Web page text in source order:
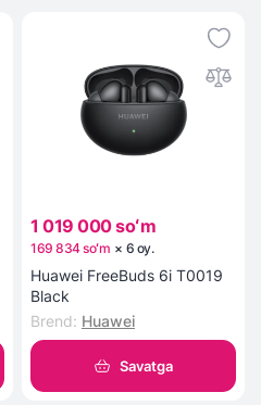
1 019 000 soʻm
169 834 soʻm × 6 oy.
Huawei FreeBuds 6i T0019
Black
Brend: Huawei
Savatga